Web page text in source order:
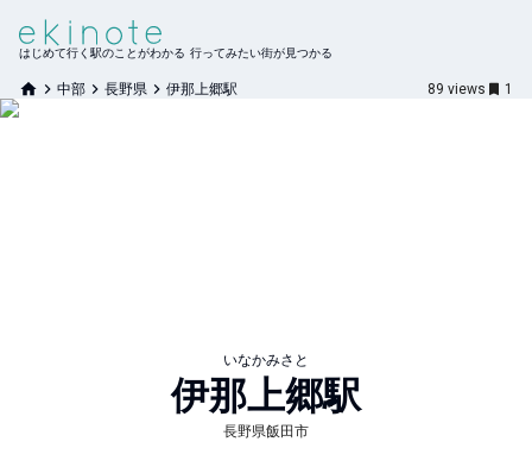
はじめて行く駅のことがわかる 行ってみたい街が見つかる
中部 長野県 伊那上郷駅 89 views 1
いなかみさと
伊那上郷駅
長野県飯田市